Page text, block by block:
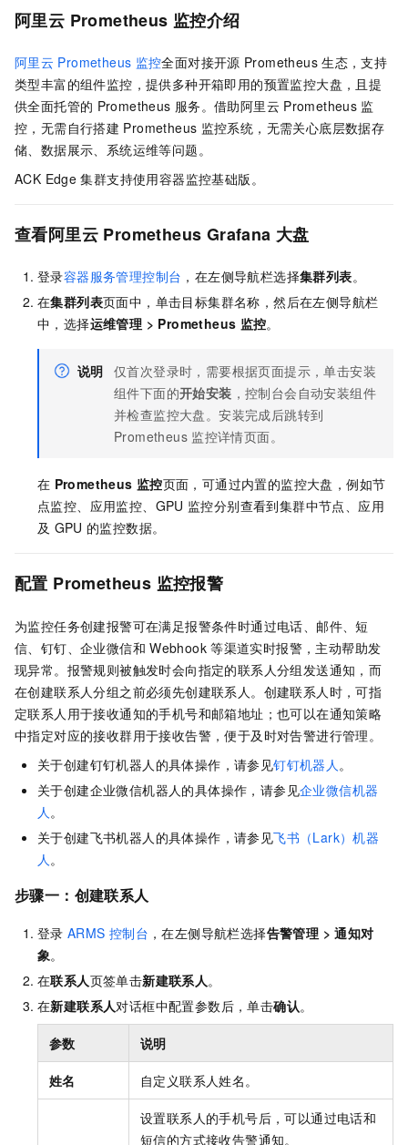
阿里云 Prometheus 监控介绍
阿里云 Prometheus 监控全面对接开源 Prometheus 生态，支持
类型丰富的组件监控，提供多种开箱即用的预置监控大盘，且提
供全面托管的 Prometheus 服务。借助阿里云 Prometheus 监
控，无需自行搭建 Prometheus 监控系统，无需关心底层数据存
储、数据展示、系统运维等问题。
ACK Edge 集群支持使用容器监控基础版。
查看阿里云 Prometheus Grafana 大盘
登录容器服务管理控制台 ，在左侧导航栏选择集群列表。
在集群列表页面中，单击目标集群名称，然后在左侧导航栏
中，选择运维管理 > Prometheus 监控。
说明 仅首次登录时，需要根据页面提示，单击安装
组件下面的开始安装 ，控制台会自动安装组件
并检查监控大盘。安装完成后跳转到
Prometheus 监控详情页面。
在 Prometheus 监控页面，可通过内置的监控大盘，例如节
点监控、应用监控、GPU 监控分别查看到集群中节点、应用
及 GPU 的监控数据。
配置 Prometheus 监控报警
为监控任务创建报警可在满足报警条件时通过电话、邮件、短
信、钉钉、企业微信和 Webhook 等渠道实时报警，主动帮助发
现异常。报警规则被触发时会向指定的联系人分组发送通知，而
在创建联系人分组之前必须先创建联系人。创建联系人时，可指
定联系人用于接收通知的手机号和邮箱地址；也可以在通知策略
中指定对应的接收群用于接收告警，便于及时对告警进行管理。
关于创建钉钉机器人的具体操作，请参见钉钉机器人 。
关于创建企业微信机器人的具体操作，请参见企业微信机器
人 。
关于创建飞书机器人的具体操作，请参见飞书（Lark）机器
人 。
步骤一：创建联系人
登录 ARMS 控制台 ，在左侧导航栏选择告警管理 >通知对
象。
在联系人页签单击新建联系人。
在新建联系人对话框中配置参数后，单击确认。
参数 说明
姓名 自定义联系人姓名。
设置联系人的手机号后，可以通过电话和
短信的方式接收告警通知。